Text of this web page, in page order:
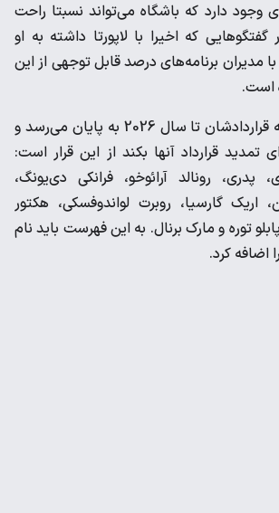
وجود دارد که باشگاه می‌تواند نسبتا راحت
که اخیرا با لاپورتا داشته به او
مدیران برنامه‌های درصد قابل توجهی از این
است.
فهرست بازیکنانی که قراردادشان تا سال 2026 به پایان می‌رسد و
تمدید قرارداد آنها بکند از این قرار است:
پدری، رونالد آرائوخو، فرانکی دی‌یونگ،
اریک گارسیا، روبرت لواندوفسکی، هکتور
توره و مارک برنال. به این فهرست باید نام
اضافه کرد.